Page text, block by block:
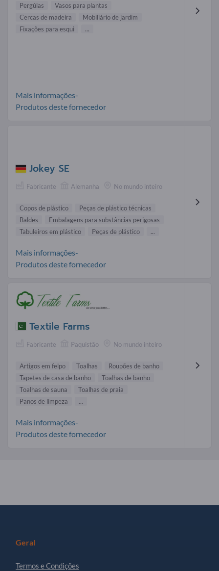
Pergúlas
Vasos para plantas
Cercas de madeira
Mobiliário de jardim
Fixações para esqui
...
Mais informações-
Produtos deste fornecedor
Jokey SE
Fabricante Alemanha No mundo inteiro
Copos de plástico
Peças de plástico técnicas
Baldes
Embalagens para substâncias perigosas
Tabuleiros em plástico
Peças de plástico ...
Mais informações-
Produtos deste fornecedor
Textile Farms
Fabricante Paquistão No mundo inteiro
Artigos em felpo Toalhas
Roupões de banho
Tapetes de casa de banho
Toalhas de banho
Toalhas de sauna
Toalhas de praia
Panos de limpeza
...
Mais informações-
Produtos deste fornecedor
Geral
Termos e Condições